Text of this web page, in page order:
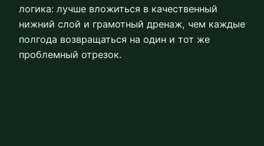
логика: лучше вложиться в качественный
нижний слой и грамотный дренаж, чем каждые
полгода возвращаться на один и тот же
проблемный отрезок.